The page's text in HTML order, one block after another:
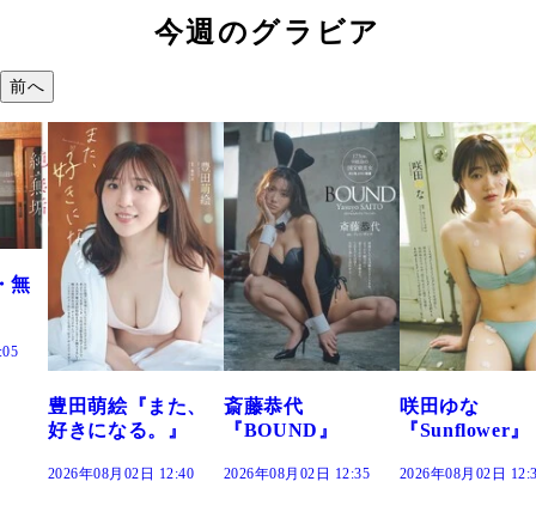
今週のグラビア
前へ
斎藤恭代
『BOUND』
2026年08月02日 12:35
咲田ゆな
『Sunflower』
2026年08月02日 12:30
藤水咲桜『花
だまり』
2026年08月02日